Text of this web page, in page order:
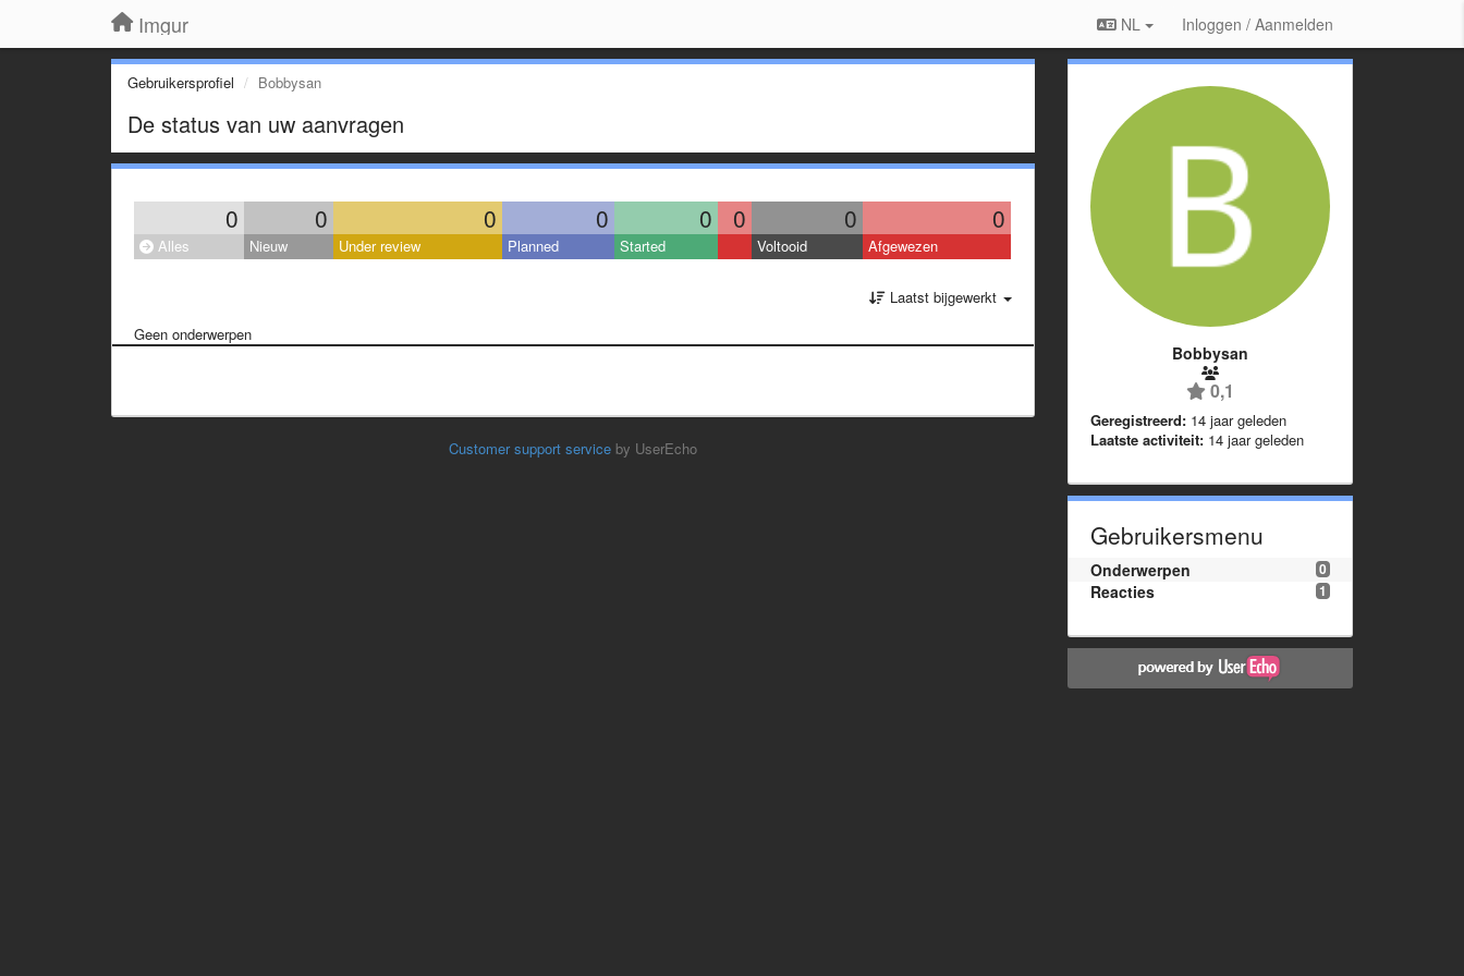
Imgur NL Inloggen / Aanmelden
Gebruikersprofiel Bobbysan
De status van uw aanvragen
0 0 0 0 0 0 0 0
Alles Nieuw Under review Planned Started Voltooid Afgewezen
Laatst bijgewerkt
Geen onderwerpen
Customer support serviceby UserEcho
Bobbysan
0,1
Geregistreerd: 14 jaar geleden
Laatste activiteit: 14 jaar geleden
Gebruikersmenu
0
Onderwerpen
1
Reacties